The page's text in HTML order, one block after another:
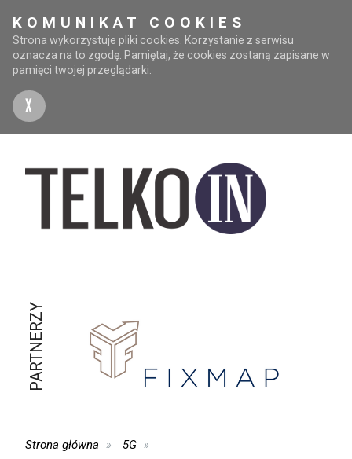
KOMUNIKAT COOKIES
Strona wykorzystuje pliki cookies. Korzystanie z serwisu
oznacza na to zgodę. Pamiętaj, że cookies zostaną zapisane w
pamięci twojej przeglądarki.
X
PARTNERZY
Strona główna
5G